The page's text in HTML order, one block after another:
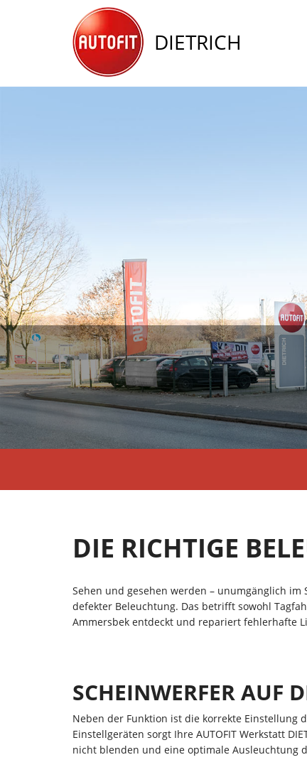
DIETRICH
DIE RICHTIGE
Sehen und gesehen werden – unumgänglich
defekter Beleuchtung. Das betrifft sowohl
Ammersbek entdeckt und repariert fehlerhafte
SCHEINWERFER AUF
Neben der Funktion ist die korrekte Einstellung
Einstellgeräten sorgt Ihre AUTOFIT Werkstatt
nicht blenden und eine optimale Ausleuchtung